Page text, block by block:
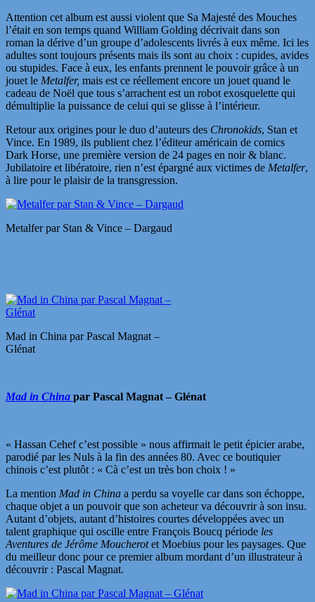
Attention cet album est aussi violent que Sa Majesté des Mouches
l’était en son temps quand William Golding décrivait dans son
roman la dérive d’un groupe d’adolescents livrés à eux même. Ici les
adultes sont toujours présents mais ils sont au choix : cupides, avides
ou stupides. Face à eux, les enfants prennent le pouvoir grâce à un
jouet le Metalfer, mais est ce réellement encore un jouet quand le
cadeau de Noël que tous s’arrachent est un robot exosquelette qui
démultiplie la puissance de celui qui se glisse à l’intérieur.
Retour aux origines pour le duo d’auteurs des Chronokids, Stan et
Vince. En 1989, ils publient chez l’éditeur américain de comics
Dark Horse, une première version de 24 pages en noir & blanc.
Jubilatoire et libératoire, rien n’est épargné aux victimes de Metalfer,
à lire pour le plaisir de la transgression.
Metalfer par Stan & Vince – Dargaud
Mad in China par Pascal Magnat –
Glénat
Mad in China par Pascal Magnat – Glénat
« Hassan Cehef c’est possible » nous affirmait le petit épicier arabe,
parodié par les Nuls à la fin des années 80. Avec ce boutiquier
chinois c’est plutôt : « Cà c’est un très bon choix ! »
La mention Mad in China a perdu sa voyelle car dans son échoppe,
chaque objet a un pouvoir que son acheteur va découvrir à son insu.
Autant d’objets, autant d’histoires courtes développées avec un
talent graphique qui oscille entre François Boucq période les
Aventures de Jérôme Moucherotet Moebius pour les paysages. Que
du meilleur donc pour ce premier album mordant d’un illustrateur à
découvrir : Pascal Magnat.